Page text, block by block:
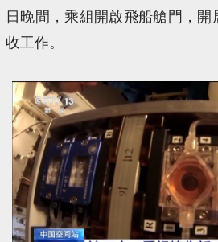
日晚間，乘組開啟飛船艙門，開
收工作。